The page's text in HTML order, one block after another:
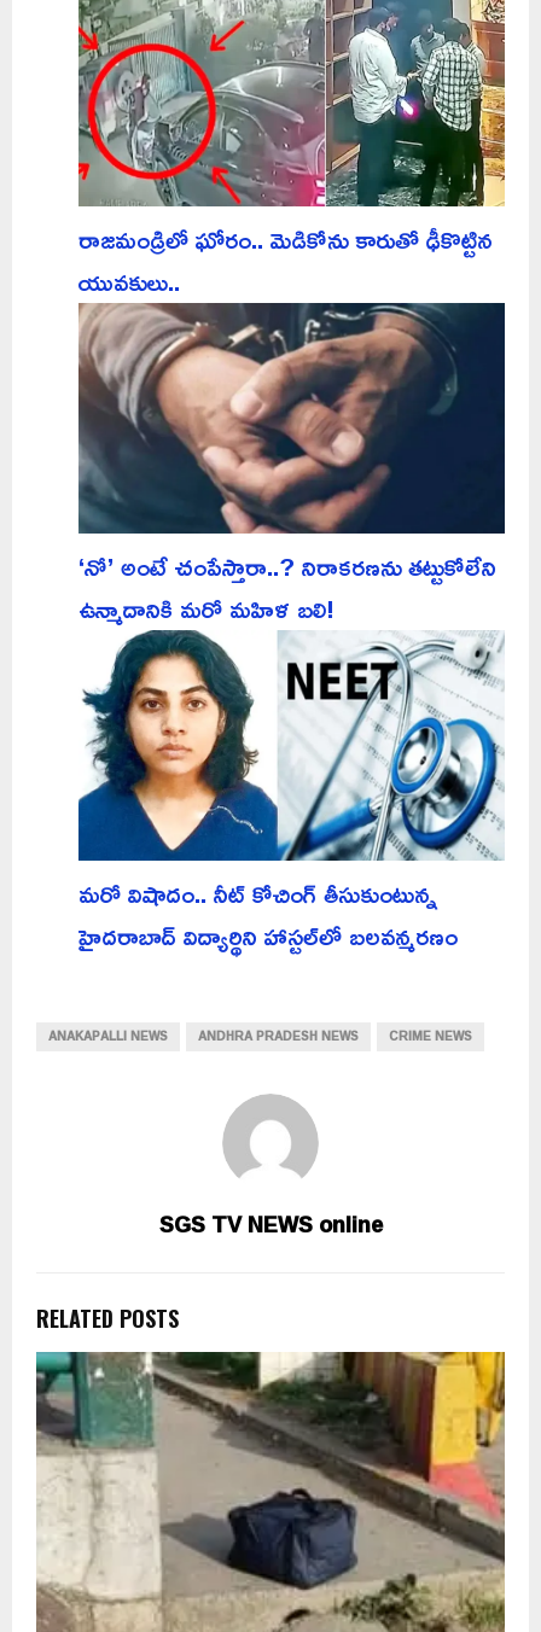
రాజమండ్రిలో ఘోరం.. మెడికోను కారుతో ఢీకొట్టిన
యువకులు..
‘నో’ అంటే చంపేస్తారా..? నిరాకరణను తట్టుకోలేని
ఉన్మాదానికి మరో మహిళ బలి!
మరో విషాదం.. నీట్ కోచింగ్ తీసుకుంటున్న
హైదరాబాద్ విద్యార్థిని హాస్టల్‌లో బలవన్మరణం
ANAKAPALLI NEWS ANDHRA PRADESH NEWS CRIME NEWS
SGS TV NEWS online
RELATED POSTS